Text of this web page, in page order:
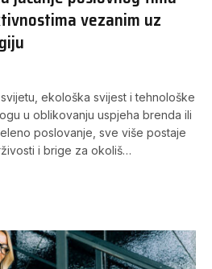
vezanim uz
ekološka svijest i tehnološke
u oblikovanju uspjeha brenda ili
poslovanje, sve više postaje
i brige za okoliš…